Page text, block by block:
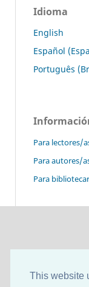
This website
Idioma
English
Español
Português
Para lectores/
Para autores/
Para